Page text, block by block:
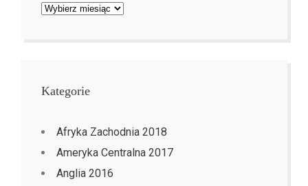
Archiwa
Kategorie
Afryka Zachodnia 2018
Ameryka Centralna 2017
Anglia 2016